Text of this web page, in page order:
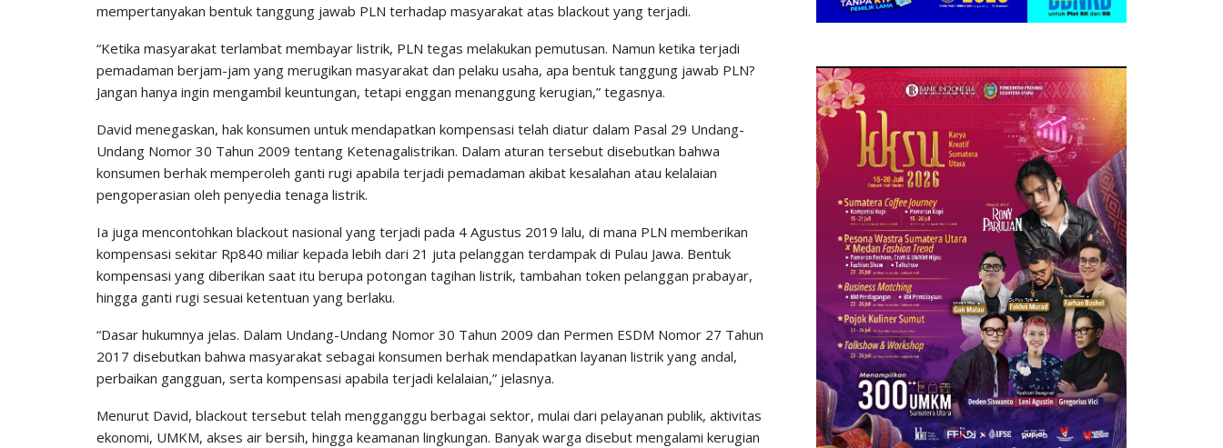
mempertanyakan bentuk tanggung jawab PLN terhadap masyarakat atas blackout yang terjadi.
“Ketika masyarakat terlambat membayar listrik, PLN tegas melakukan pemutusan. Namun ketika terjadi
pemadaman berjam-jam yang merugikan masyarakat dan pelaku usaha, apa bentuk tanggung jawab PLN?
Jangan hanya ingin mengambil keuntungan, tetapi enggan menanggung kerugian,” tegasnya.
David menegaskan, hak konsumen untuk mendapatkan kompensasi telah diatur dalam Pasal 29 Undang-
Undang Nomor 30 Tahun 2009 tentang Ketenagalistrikan. Dalam aturan tersebut disebutkan bahwa
konsumen berhak memperoleh ganti rugi apabila terjadi pemadaman akibat kesalahan atau kelalaian
pengoperasian oleh penyedia tenaga listrik.
Ia juga mencontohkan blackout nasional yang terjadi pada 4 Agustus 2019 lalu, di mana PLN memberikan
kompensasi sekitar Rp840 miliar kepada lebih dari 21 juta pelanggan terdampak di Pulau Jawa. Bentuk
kompensasi yang diberikan saat itu berupa potongan tagihan listrik, tambahan token pelanggan prabayar,
hingga ganti rugi sesuai ketentuan yang berlaku.
“Dasar hukumnya jelas. Dalam Undang-Undang Nomor 30 Tahun 2009 dan Permen ESDM Nomor 27 Tahun
2017 disebutkan bahwa masyarakat sebagai konsumen berhak mendapatkan layanan listrik yang andal,
perbaikan gangguan, serta kompensasi apabila terjadi kelalaian,” jelasnya.
Menurut David, blackout tersebut telah mengganggu berbagai sektor, mulai dari pelayanan publik, aktivitas
ekonomi, UMKM, akses air bersih, hingga keamanan lingkungan. Banyak warga disebut mengalami kerugian